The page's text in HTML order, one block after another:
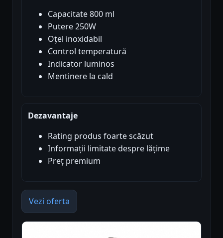
Capacitate 800 ml
Putere 250W
Oțel inoxidabil
Control temperatură
Indicator luminos
Mentinere la cald
Dezavantaje
Rating produs foarte scăzut
Informații limitate despre lățime
Preț premium
Vezi oferta